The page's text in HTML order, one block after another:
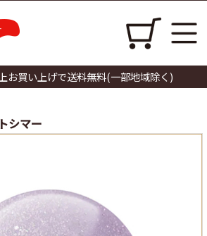
お買い上げで送料無料(一部地域除く)
シマー